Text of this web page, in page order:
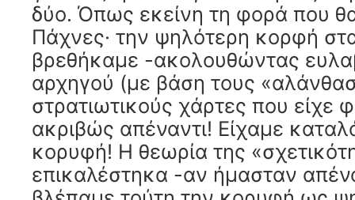
δύο. Όπως εκείνη τη φορά που
Πάχνες· την ψηλότερη κορφή
βρεθήκαμε -ακολουθώντας
αρχηγού (με βάση τους
στρατιωτικούς χάρτες που είχε
ακριβώς απέναντι! Είχαμε
κορυφή! Η θεωρία της
επικαλέστηκα -αν ήμασταν